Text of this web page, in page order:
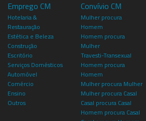
Emprego CM
Hotelaria &
Restauração
Estética e Beleza
Construção
Escritório
Serviços Domésticos
Automóvel
Comércio
Ensino
Outros
Convívio CM
Mulher procura
Homem
Homem procura
Mulher
Travesti-Transexual
Homem procura
Homem
Mulher procura Mulher
Mulher procura Casal
Casal procura Casal
Homem procura Casal